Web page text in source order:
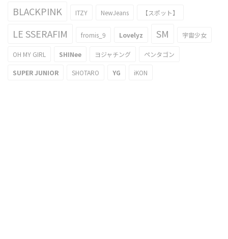
BLACKPINK ITZY NewJeans 【スポット】
LE SSERAFIM fromis_9 Lovelyz SM 宇宙少女
OH MY GIRL SHINee ヨジャチング ペンタゴン
SUPER JUNIOR SHOTARO YG iKON